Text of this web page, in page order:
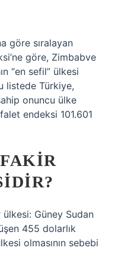
göre sıralayan
göre, Zimbabve
“en sefil” ülkesi
listede Türkiye,
onuncu ülke
endeksi 101.601
ülkesi: Güney Sudan
455 dolarlık
olmasının sebebi